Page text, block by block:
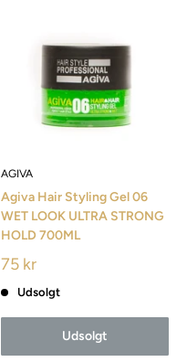
AGIVA
Agiva Hair Styling Gel 06
WET LOOK ULTRA STRONG
HOLD 700ML
75 kr
Udsolgt
Udsolgt